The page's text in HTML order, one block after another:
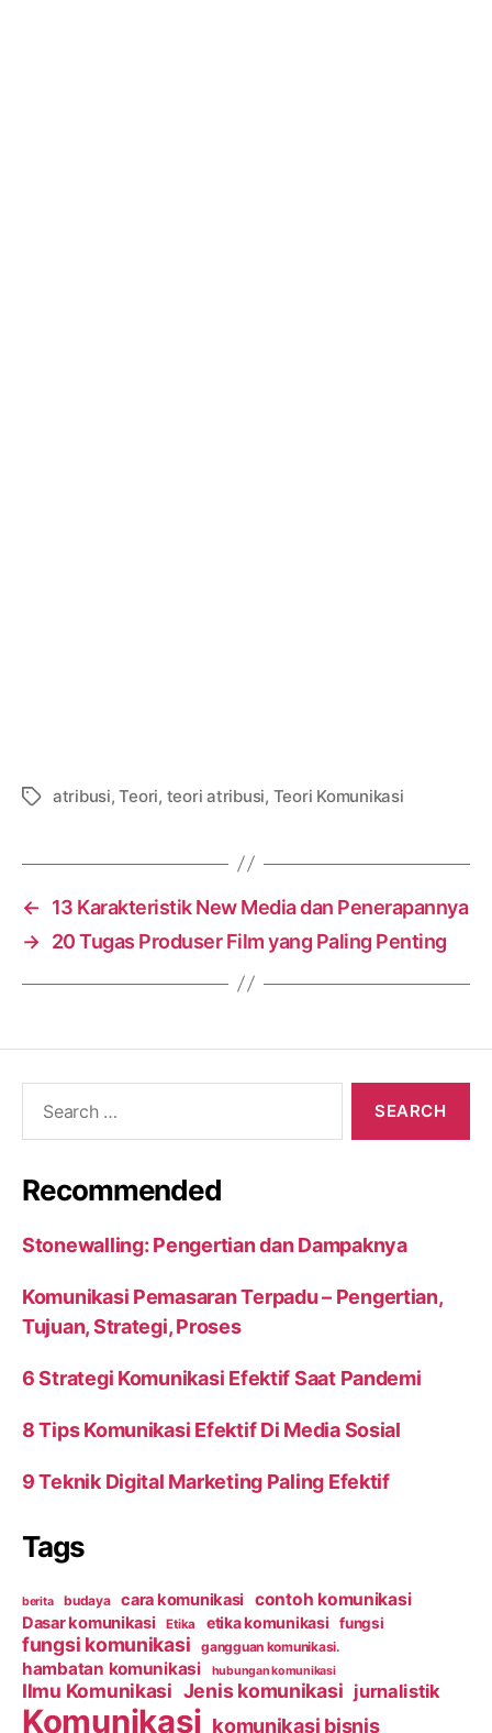
Tagsatribusi,Teori, teori atribusi, Teori Komunikasi
←
13 Karakteristik New Media dan Penerapannya
→ 20 Tugas Produser Film yang Paling Penting
Recommended
Stonewalling: Pengertian dan Dampaknya
Komunikasi Pemasaran Terpadu – Pengertian,
Tujuan, Strategi, Proses
6 Strategi Komunikasi Efektif Saat Pandemi
8 Tips Komunikasi Efektif Di Media Sosial
9 Teknik Digital Marketing Paling Efektif
Tags
berita budaya cara komunikasi contoh komunikasi
Dasar komunikasi Etika etika komunikasi fungsi
fungsi komunikasi gangguan komunikasi.
hambatan komunikasi hubungan komunikasi
Ilmu Komunikasi Jenis komunikasi jurnalistik
Komunikasi komunikasi bisnis